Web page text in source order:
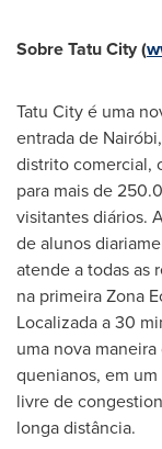
Sobre Tatu City (
Tatu City é uma
entrada de
distrito comercial,
para mais de
visitantes diários.
de alunos
atende a todas as
na primeira Zona
Localizada a 30
uma nova
quenianos, em
livre de
longa distância.